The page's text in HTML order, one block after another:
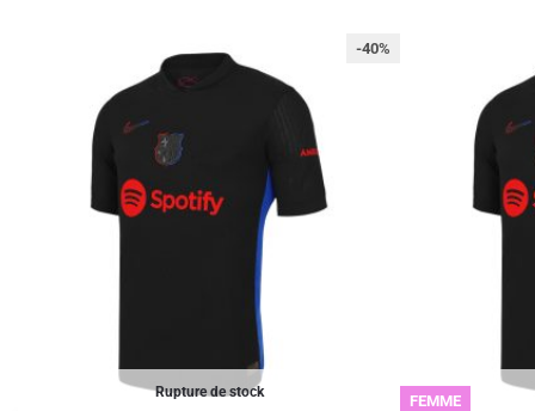
Rupture de stock
-40%
FEMME